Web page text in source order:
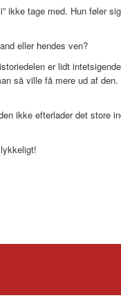
ikke tage med. Hun føler
eller hendes ven?
er lidt
så ville få mere ud af
ikke efterlader det store